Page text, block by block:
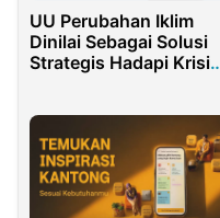
UU Perubahan Iklim
Dinilai Sebagai Solusi
Strategis Hadapi Krisis